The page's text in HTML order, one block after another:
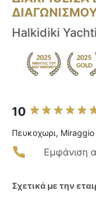
ΔΙΑΓΩΝΙΣΜΟΥ
Halkidiki
10
Πευκοχωρι, Miraggio
Εμφάνιση
Σχετικά με την